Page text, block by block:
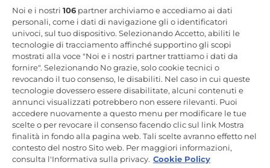
Resta in Contatto
Iscriviti Ora
CANDY HOOVER GROUP S.r.I. - a Socio Unico - SEDE LEGALE: Via
Comolli, 57 - 20861 Brugherio (MB) - Italia - SEDI AMMINISTRATIVE:
Via Privata Eden Fumagalli snc - 20861 Brugherio (MB) e Via Trento
n. 20/A-22 - 20871 Vimercate (MB) - Italia - Tel.: +39.039.2086.1 - Fax:
+39.039.2086.237 - Capitale sociale € 35.000.000,00 i.v. - Cod.
Fiscale e n. iscr. al Registro Imprese di Milano-Monza-Brianza-Lodi
04666310158 - P. IVA 00786860965 - Numero REA: MB-1033934 -
Noi e i nostri 106 partner archiviamo e accediamo ai dati
personali, come i dati di navigazione gli o identificatori
univoci, sul tuo dispositivo. Selezionando Accetto, abiliti le
tecnologie di tracciamento affinché supportino gli scopi
mostrati alla voce "Noi e i nostri partner trattiamo i dati da
fornire". Selezionando No grazie, solo cookie tecnici o
revocando il tuo consenso, le disabiliti. Nel caso in cui queste
tecnologie dovessero essere disabilitate, alcuni contenuti e
annunci visualizzati potrebbero non essere rilevanti. Puoi
accedere nuovamente a questo menu per modificare le tue
scelte o per revocare il consenso facendo clic sul link Mostra
finalità in fondo alla pagina web. Tali scelte avranno effetto nel
contesto del nostro Sito web. Per maggiori informazioni,
consulta l'Informativa sulla privacy. Cookie Policy